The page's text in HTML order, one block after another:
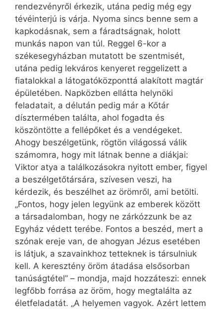
rendezvényről érkezik, utána pedig még egy
tévéinterjú is várja. Nyoma sincs benne sem a
kapkodásnak, sem a fáradtságnak, holott
munkás napon van túl. Reggel 6-kor a
székesegyházban mutatott be szentmisét,
utána pedig lekváros kenyeret reggelizett a
fiatalokkal a látogatóközponttá alakított magtár
épületében. Napközben ellátta helynöki
feladatait, a délután pedig már a Kőtár
dísztermében találta, ahol fogadta és
köszöntötte a fellépőket és a vendégeket.
Ahogy beszélgetünk, rögtön világossá válik
számomra, hogy mit látnak benne a diákjai:
Viktor atya a találkozásokra nyitott ember, figyel
a beszélgetőtársára, szívesen veszi, ha
kérdezik, és beszélhet az örömről, ami betölti.
„Fontos, hogy jelen legyünk az emberek között
a társadalomban, hogy ne zárkózzunk be az
Egyház védett terébe. Fontos a beszéd, mert a
szónak ereje van, de ahogyan Jézus esetében
is látjuk, a szavainkhoz tetteknek is társulniuk
kell. A keresztény öröm átadása elsősorban
tanúságtétel” – mondja, majd hozzáteszi: ennek
legfőbb forrása az öröm, hogy megtalálta az
életfeladatát. „A helyemen vagyok. Azért lettem